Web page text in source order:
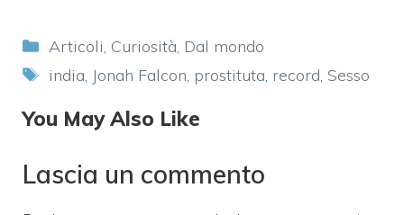
Categorie
Articoli, Curiosità, Dal mondo
Tag
india, Jonah Falcon, prostituta, record, Sesso
You May Also Like
Lascia un commento